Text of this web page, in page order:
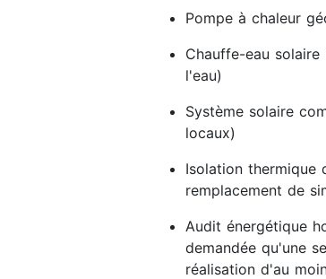
Pompe à chaleur
Chauffe-eau
l'eau)
Système solaire
locaux)
Isolation thermique
remplacement de
Audit énergétique
demandée qu'une
réalisation d'au